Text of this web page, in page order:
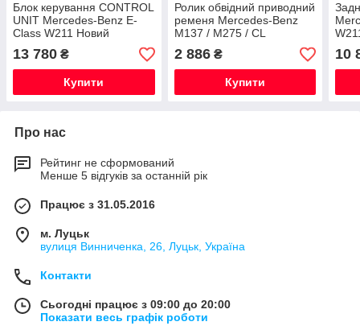
Блок керування CONTROL
UNIT Mercedes-Benz E-
Class W211 Новий
Оригінал
13 780 ₴
Купити
Ролик обвідний приводний
ременя Mercedes-Benz
M137 / M275 / CL
C215/C216 / S W220/W221
/ SL R230
2 886₴
Купити
10
Про нас
Рейтинг не сформований
Менше 5 відгуків за останній рік
Працює з 31.05.2016
м. Луцьк
вулиця Винниченка, 26, Луцьк, Україна
Контакти
Сьогодні працює з 09:00 до 20:00
Показати весь графік роботи